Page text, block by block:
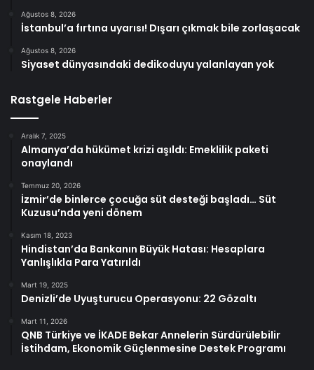
Ağustos 8, 2026
İstanbul’a fırtına uyarısı! Dışarı çıkmak bile zorlaşacak
Ağustos 8, 2026
Siyaset dünyasındaki dedikoduyu yalanlayan yok
Rastgele Haberler
Aralık 7, 2025
Almanya’da hükümet krizi aşıldı: Emeklilik paketi
onaylandı
Temmuz 20, 2026
İzmir’de binlerce çocuğa süt desteği başladı… Süt
Kuzusu’nda yeni dönem
Kasım 18, 2023
Hindistan’da Bankanın Büyük Hatası: Hesaplara
Yanlışlıkla Para Yatırıldı
Mart 19, 2025
Denizli’de Uyuşturucu Operasyonu: 22 Gözaltı
Mart 11, 2026
QNB Türkiye ve İKADE Bekar Annelerin Sürdürülebilir
İstihdam, Ekonomik Güçlenmesine Destek Programı